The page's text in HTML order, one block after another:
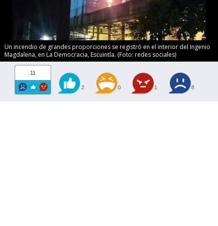
Un incendio de grandes proporciones se registró en el interior del Ingenio
Magdalena, en La Democracia, Escuintla. (Foto: redes sociales)
11
2 0 1 8